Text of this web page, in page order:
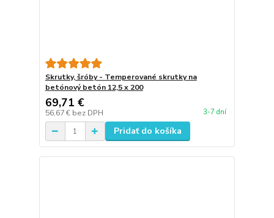
Skrutky, šróby - Temperované skrutky na
betónový betón 12,5 x 200
69,71 €
56,67 € bez DPH 3-7 dní
Pridať do košíka